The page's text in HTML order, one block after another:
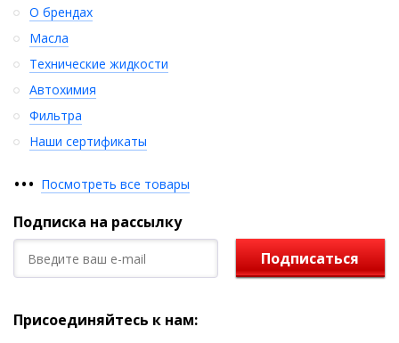
О брендах
Масла
Технические жидкости
Автохимия
Фильтра
Наши сертификаты
••• Посмотреть все товары
Подписка на рассылку
Подписаться
Присоединяйтесь к нам: